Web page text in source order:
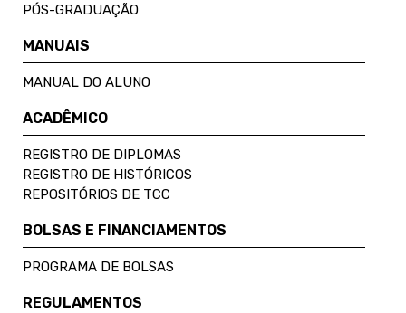
PÓS-GRADUAÇÃO
MANUAIS
MANUAL DO ALUNO
ACADÊMICO
REGISTRO DE DIPLOMAS
REGISTRO DE HISTÓRICOS
REPOSITÓRIOS DE TCC
BOLSAS E FINANCIAMENTOS
PROGRAMA DE BOLSAS
REGULAMENTOS